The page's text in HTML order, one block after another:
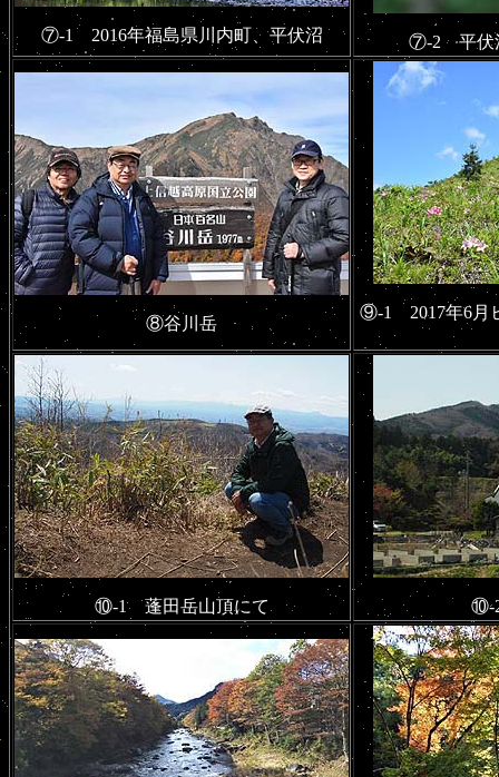
⑦-1 2016年福島県川内町、平伏沼 ⑦-2 平伏
⑧谷川岳
⑨-1 2017年6月
⑩-1 蓬田岳山頂にて ⑩-